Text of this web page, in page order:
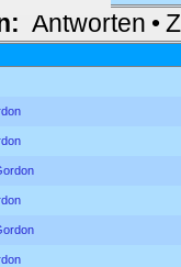
Antworten •